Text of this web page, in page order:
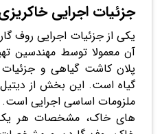
جزئیات اجرایی
یکی از جزئیات اجرایی روف
آن معمولا توسط مهندسین
پلان کاشت گیاهی و
گیاه است. این بخش از
ملزومات اساسی اجرایی است.
های خاک، مشخصات هر یک